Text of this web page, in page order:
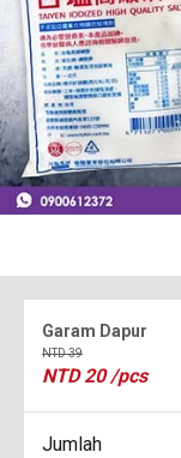
Garam Dapur
NTD39
NTD20 /pcs
Jumlah